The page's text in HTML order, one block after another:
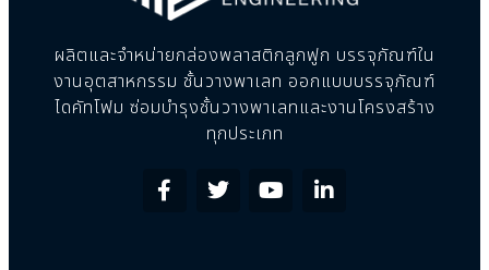
ผลิตและจำหน่ายกล่องพลาสติกลูกฟูก บรรจุภัณฑ์ใน
งานอุตสาหกรรม ชั้นวางพาเลท ออกแบบบรรจุภัณฑ์
ไดคัทโฟม ซ่อมบำรุงชั้นวางพาเลทและงานโครงสร้าง
ทุกประเภท